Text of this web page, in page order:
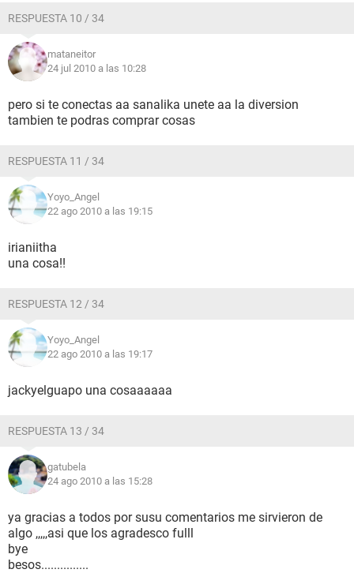
RESPUESTA 10 / 34
mataneitor
24 jul 2010 a las 10:28
pero si te conectas aa sanalika unete aa la diversion
tambien te podras comprar cosas
RESPUESTA 11 / 34
Yoyo_Angel
22 ago 2010 a las 19:15
irianiitha
una cosa!!
RESPUESTA 12 / 34
Yoyo_Angel
22 ago 2010 a las 19:17
jackyelguapo una cosaaaaaa
RESPUESTA 13 / 34
gatubela
24 ago 2010 a las 15:28
ya gracias a todos por susu comentarios me sirvieron de
algo ,,,,,asi que los agradesco fulll
bye
besos...............